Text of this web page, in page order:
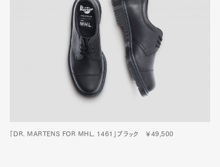
「DR. MARTENS FOR MHL. 1461」ブラック ￥49,500